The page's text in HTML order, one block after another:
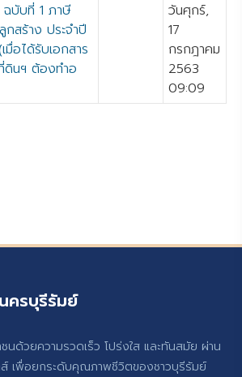
ฉบับที่ 1 ภาษี
กสร้าง ประจำปี
อได้รับเอกสาร
ดินฯ ต้องทำอ
วันศุกร์,
17
กรกฎาคม
2563
09:09
ครบุรีรัมย์
นด้วยความรวดเร็ว โปร่งใส และทันสมัย ผ่าน
เพื่อยกระดับคุณภาพชีวิตของชาวบุรีรัมย์